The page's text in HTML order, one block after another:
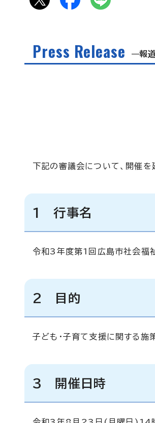
Press Release 報
下記の審議会について、開催を
1 行事名
令和3年度第1回広島市社会福
2 目的
子ども・子育て支援に関する施
3 開催日時